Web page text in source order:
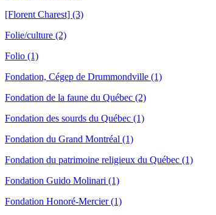
[Florent Charest] (3)
Folie/culture (2)
Folio (1)
Fondation, Cégep de Drummondville (1)
Fondation de la faune du Québec (2)
Fondation des sourds du Québec (1)
Fondation du Grand Montréal (1)
Fondation du patrimoine religieux du Québec (1)
Fondation Guido Molinari (1)
Fondation Honoré-Mercier (1)